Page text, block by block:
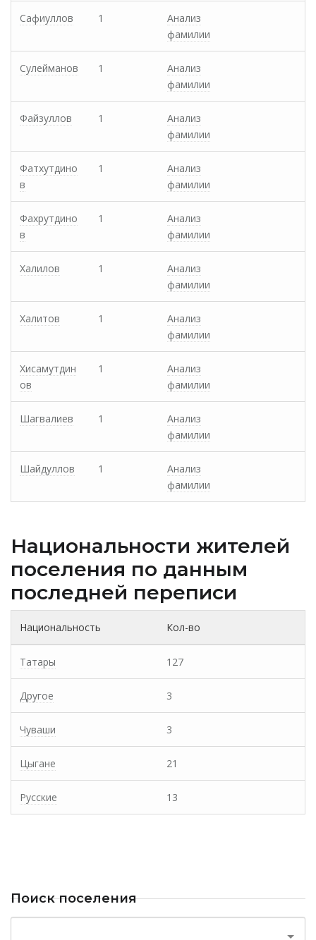
Сафиуллов 1
Анализ
фамилии
Сулейманов 1
Анализ
фамилии
Файзуллов 1
Анализ
фамилии
Фатхутдино
в
1
Анализ
фамилии
Фахрутдино
в
1
Анализ
фамилии
Халилов 1
Анализ
фамилии
Халитов 1
Анализ
фамилии
Хисамутдин
ов
1
Анализ
фамилии
Шагвалиев 1
Анализ
фамилии
Шайдуллов 1
Анализ
фамилии
Национальности жителей
поселения по данным
последней переписи
Национальность Кол-во
Татары 127
Другое 3
Чуваши 3
Цыгане 21
Русские 13
Поиск поселения